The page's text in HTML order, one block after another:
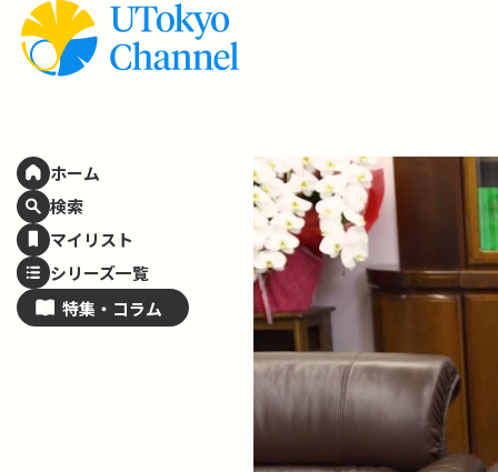
ホーム
検索
マイリスト
シリーズ一覧
特集・ コラム